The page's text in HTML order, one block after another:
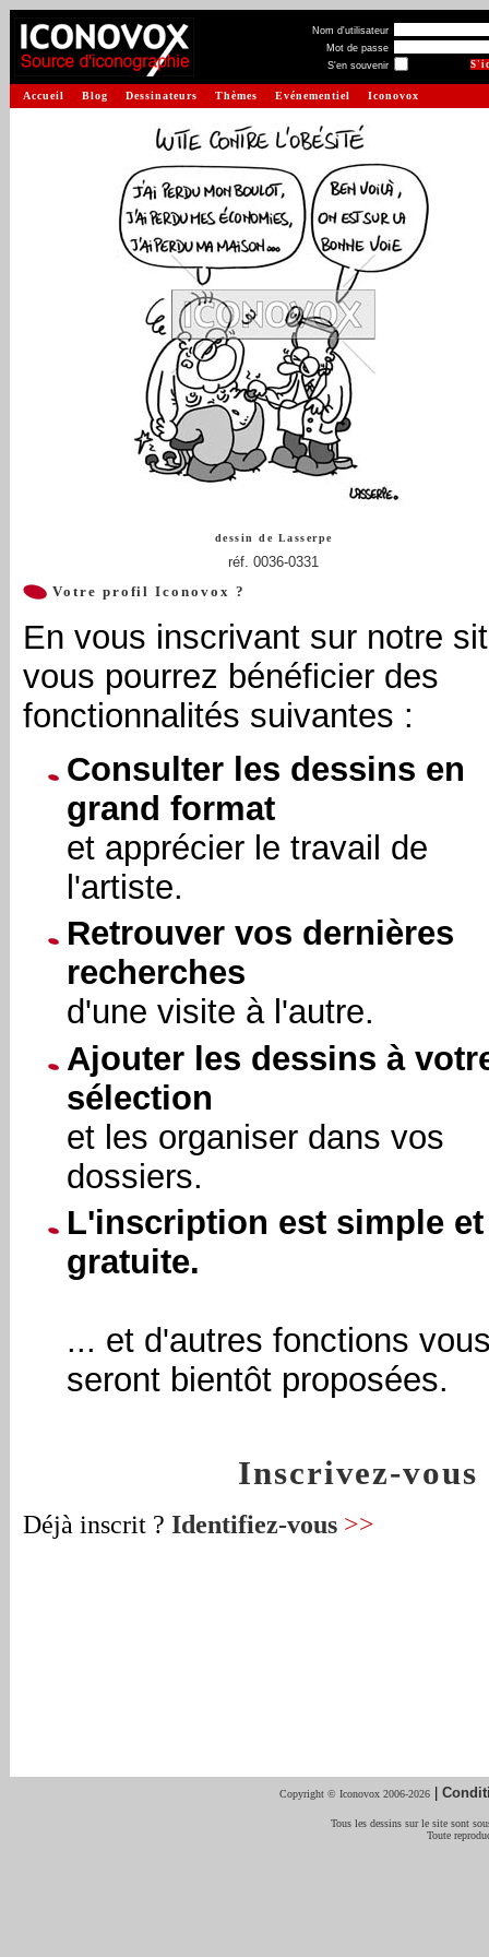
Nom d'utilisateur
Mot de passe
S'en souvenir
Accueil Blog Dessinateurs Thèmes Evénementiel Iconovox
dessin de Lasserpe
réf. 0036-0331
Votre profil Iconovox ?
En vous inscrivant sur notre
vous pourrez bénéficier des
fonctionnalités suivantes :
Consulter les dessins en
grand format
et apprécier le travail de
l'artiste.
Retrouver vos dernières
recherches
d'une visite à l'autre.
Ajouter les dessins à
sélection
et les organiser dans vos
dossiers.
L'inscription est simple et
gratuite.
... et d'autres fonctions
seront bientôt proposées.
Inscrivez-vous
Déjà inscrit ? Identifiez-vous >>
Copyright © Iconovox 2006-2026 |
Tous les dessins sur le site sont
Toute